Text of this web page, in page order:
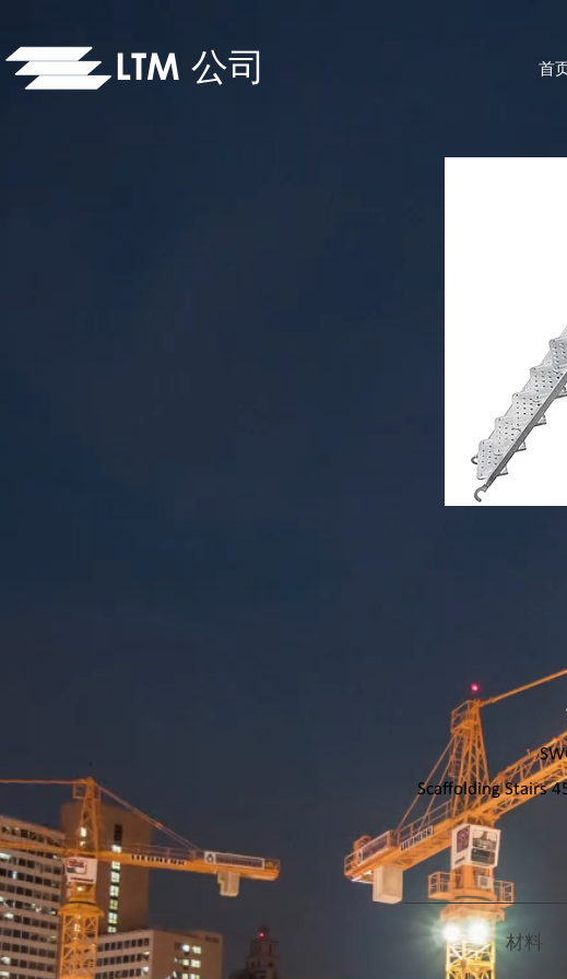
首
LTM 公司
Scaffolding Stairs
材料